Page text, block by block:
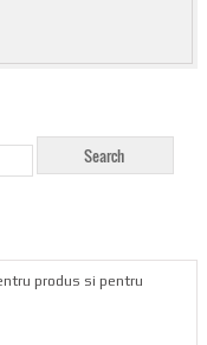
produs si pentru